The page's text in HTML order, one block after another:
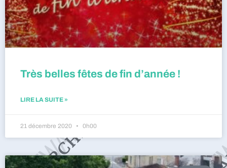
Très belles fêtes de fin d’année !
LIRE LA SUITE »
21 décembre 2020 0h00